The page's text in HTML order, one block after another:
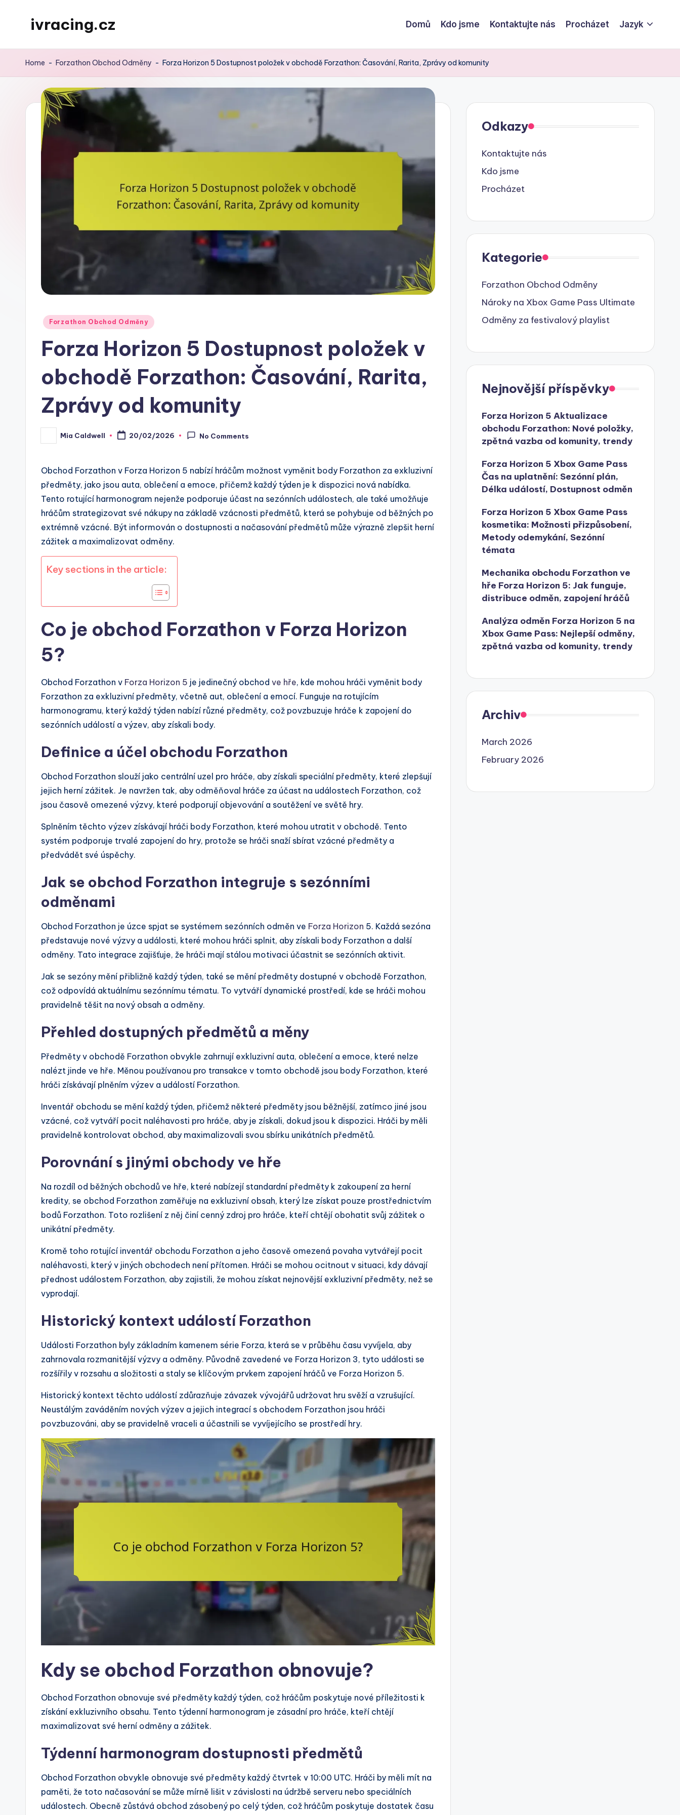
ivracing.cz Domů Kdo jsme Kontaktujte nás Procházet Jazyk
Home - Forzathon Obchod Odměny - Forza Horizon 5 Dostupnost položek v obchodě Forzathon: Časování, Rarita, Zprávy od komunity
Posted
Forzathon Obchod Odměny
Forza Horizon 5 Dostupnost položek v
obchodě Forzathon: Časování, Rarita,
Zprávy od komunity
Posted
by
Mia Caldwell 20/02/2026 No Comments
Obchod Forzathon v Forza Horizon 5 nabízí hráčům možnost vyměnit body Forzathon za exkluzivní
předměty, jako jsou auta, oblečení a emoce, přičemž každý týden je k dispozici nová nabídka.
Tento rotující harmonogram nejenže podporuje účast na sezónních událostech, ale také umožňuje
hráčům strategizovat své nákupy na základě vzácnosti předmětů, která se pohybuje od běžných po
extrémně vzácné. Být informován o dostupnosti a načasování předmětů může výrazně zlepšit herní
zážitek a maximalizovat odměny.
Key sections in the article:
Co je obchod Forzathon v Forza Horizon
5?
Obchod Forzathon v Forza Horizon 5 je jedinečný obchod ve hře, kde mohou hráči vyměnit body
Forzathon za exkluzivní předměty, včetně aut, oblečení a emocí. Funguje na rotujícím
harmonogramu, který každý týden nabízí různé předměty, což povzbuzuje hráče k zapojení do
sezónních událostí a výzev, aby získali body.
Definice a účel obchodu Forzathon
Obchod Forzathon slouží jako centrální uzel pro hráče, aby získali speciální předměty, které zlepšují
jejich herní zážitek. Je navržen tak, aby odměňoval hráče za účast na událostech Forzathon, což
jsou časově omezené výzvy, které podporují objevování a soutěžení ve světě hry.
Splněním těchto výzev získávají hráči body Forzathon, které mohou utratit v obchodě. Tento
systém podporuje trvalé zapojení do hry, protože se hráči snaží sbírat vzácné předměty a
předvádět své úspěchy.
Jak se obchod Forzathon integruje s sezónními
odměnami
Obchod Forzathon je úzce spjat se systémem sezónních odměn ve Forza Horizon 5. Každá sezóna
představuje nové výzvy a události, které mohou hráči splnit, aby získali body Forzathon a další
odměny. Tato integrace zajišťuje, že hráči mají stálou motivaci účastnit se sezónních aktivit.
Jak se sezóny mění přibližně každý týden, také se mění předměty dostupné v obchodě Forzathon,
což odpovídá aktuálnímu sezónnímu tématu. To vytváří dynamické prostředí, kde se hráči mohou
pravidelně těšit na nový obsah a odměny.
Přehled dostupných předmětů a měny
Předměty v obchodě Forzathon obvykle zahrnují exkluzivní auta, oblečení a emoce, které nelze
nalézt jinde ve hře. Měnou používanou pro transakce v tomto obchodě jsou body Forzathon, které
hráči získávají plněním výzev a událostí Forzathon.
Inventář obchodu se mění každý týden, přičemž některé předměty jsou běžnější, zatímco jiné jsou
vzácné, což vytváří pocit naléhavosti pro hráče, aby je získali, dokud jsou k dispozici. Hráči by měli
pravidelně kontrolovat obchod, aby maximalizovali svou sbírku unikátních předmětů.
Porovnání s jinými obchody ve hře
Na rozdíl od běžných obchodů ve hře, které nabízejí standardní předměty k zakoupení za herní
kredity, se obchod Forzathon zaměřuje na exkluzivní obsah, který lze získat pouze prostřednictvím
bodů Forzathon. Toto rozlišení z něj činí cenný zdroj pro hráče, kteří chtějí obohatit svůj zážitek o
unikátní předměty.
Kromě toho rotující inventář obchodu Forzathon a jeho časově omezená povaha vytvářejí pocit
naléhavosti, který v jiných obchodech není přítomen. Hráči se mohou ocitnout v situaci, kdy dávají
přednost událostem Forzathon, aby zajistili, že mohou získat nejnovější exkluzivní předměty, než se
vyprodají.
Historický kontext událostí Forzathon
Události Forzathon byly základním kamenem série Forza, která se v průběhu času vyvíjela, aby
zahrnovala rozmanitější výzvy a odměny. Původně zavedené ve Forza Horizon 3, tyto události se
rozšířily v rozsahu a složitosti a staly se klíčovým prvkem zapojení hráčů ve Forza Horizon 5.
Historický kontext těchto událostí zdůrazňuje závazek vývojářů udržovat hru svěží a vzrušující.
Neustálým zaváděním nových výzev a jejich integrací s obchodem Forzathon jsou hráči
povzbuzováni, aby se pravidelně vraceli a účastnili se vyvíjejícího se prostředí hry.
Kdy se obchod Forzathon obnovuje?
Obchod Forzathon obnovuje své předměty každý týden, což hráčům poskytuje nové příležitosti k
získání exkluzivního obsahu. Tento týdenní harmonogram je zásadní pro hráče, kteří chtějí
maximalizovat své herní odměny a zážitek.
Týdenní harmonogram dostupnosti předmětů
Obchod Forzathon obvykle obnovuje své předměty každý čtvrtek v 10:00 UTC. Hráči by měli mít na
paměti, že toto načasování se může mírně lišit v závislosti na údržbě serveru nebo speciálních
událostech. Obecně zůstává obchod zásobený po celý týden, což hráčům poskytuje dostatek času
Odkazy
Kontaktujte nás
Kdo jsme
Procházet
Kategorie
Forzathon Obchod Odměny
Nároky na Xbox Game Pass Ultimate
Odměny za festivalový playlist
Nejnovější příspěvky
Forza Horizon 5 Aktualizace
obchodu Forzathon: Nové položky,
zpětná vazba od komunity, trendy
Forza Horizon 5 Xbox Game Pass
Čas na uplatnění: Sezónní plán,
Délka událostí, Dostupnost odměn
Forza Horizon 5 Xbox Game Pass
kosmetika: Možnosti přizpůsobení,
Metody odemykání, Sezónní
témata
Mechanika obchodu Forzathon ve
hře Forza Horizon 5: Jak funguje,
distribuce odměn, zapojení hráčů
Analýza odměn Forza Horizon 5 na
Xbox Game Pass: Nejlepší odměny,
zpětná vazba od komunity, trendy
Archiv
March 2026
February 2026